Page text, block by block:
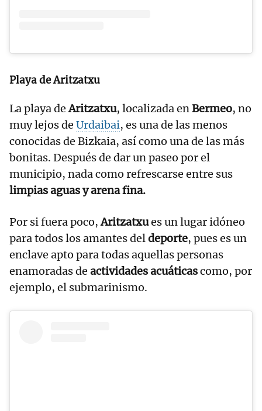
Playa de Aritzatxu
La playa deAritzatxu, localizada enBermeo, no
muy lejos de Urdaibai, es una de las menos
conocidas de Bizkaia, así como una de las más
bonitas. Después de dar un paseo por el
municipio, nada como refrescarse entre sus
limpias aguas y arena fina.
Por si fuera poco,Aritzatxues un lugar idóneo
para todos los amantes deldeporte, pues es un
enclave apto para todas aquellas personas
enamoradas de actividades acuáticascomo, por
ejemplo, el submarinismo.